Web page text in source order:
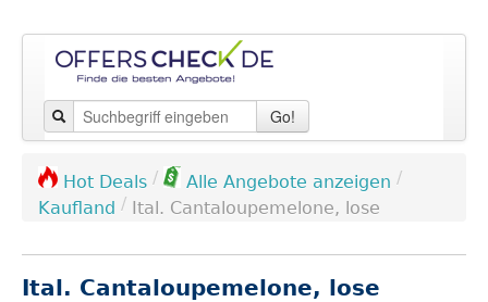
Go!
Hot Deals / Alle Angebote anzeigen /
Kaufland / Ital. Cantaloupemelone, lose
Ital. Cantaloupemelone, lose